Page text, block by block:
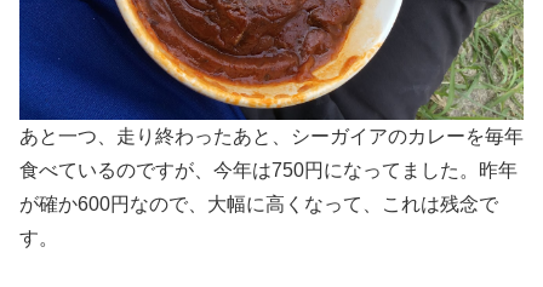
あと一つ、走り終わったあと、シーガイアのカレーを毎年
食べているのですが、今年は750円になってました。昨年
が確か600円なので、大幅に高くなって、これは残念で
す。